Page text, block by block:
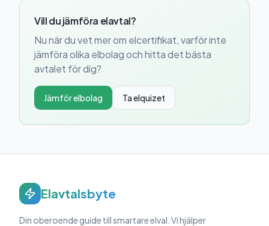
Vill du jämföra elavtal?
Nu när du vet mer om elcertifikat, varför inte
jämföra olika elbolag och hitta det bästa
avtalet för dig?
Jämför elbolag Ta elquizet
Elavtalsbyte
Din oberoende guide till smartare elval. Vi hjälper